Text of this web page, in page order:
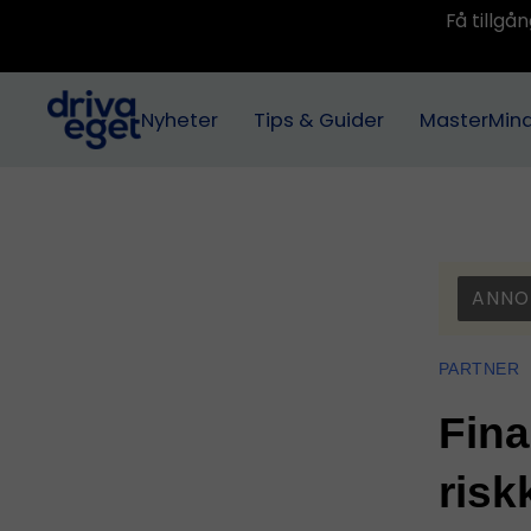
Få
Nyheter Tips & Guider
PARTNER